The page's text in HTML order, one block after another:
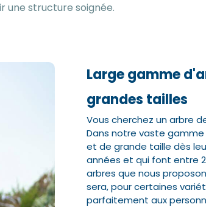
une structure soignée.
Large gamme
grandes tailles
Vous cherchez un arbre
Dans notre vaste
et de grande taille dès
années et qui font entre
arbres que nous
sera, pour certaines
parfaitement aux